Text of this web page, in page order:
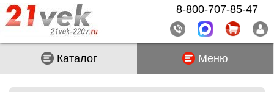
Каталог Меню
8-800-707-85-47